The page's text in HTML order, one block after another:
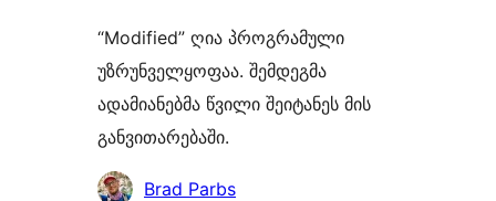
“Modified” ღია პროგრამული
უზრუნველყოფაა. შემდეგმა
ადამიანებმა წვილი შეიტანეს მის
განვითარებაში.
მონაწილეები
Brad Parbs